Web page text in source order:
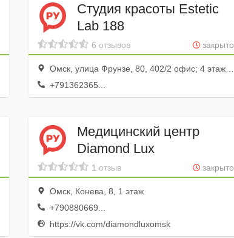
Студия красоты Estetic
Lab 188
закрыто
6 отзывов
Омск, улица Фрунзе, 80, 402/2 офис; 4 этаж, ТОК «Флагман»
+791362365...
Медицинский центр
Diamond Lux
закрыто
1 отзыв
Омск, Конева, 8, 1 этаж
+790880669...
https://vk.com/diamondluxomsk